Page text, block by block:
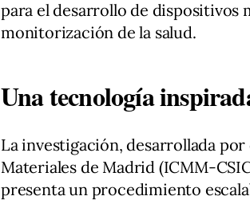
para el desarrollo de dispositivos
monitorización de la salud.
Una tecnología
La investigación, desarrollada
Materiales de Madrid (ICMM-
presenta un procedimiento